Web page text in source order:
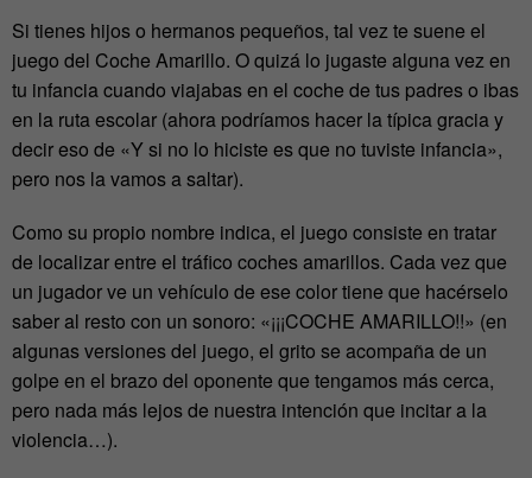
Si tienes hijos o hermanos pequeños, tal vez te suene el
juego del Coche Amarillo. O quizá lo jugaste alguna vez en
tu infancia cuando viajabas en el coche de tus padres o ibas
en la ruta escolar (ahora podríamos hacer la típica gracia y
decir eso de «Y si no lo hiciste es que no tuviste infancia»,
pero nos la vamos a saltar).
Como su propio nombre indica, el juego consiste en tratar
de localizar entre el tráfico coches amarillos. Cada vez que
un jugador ve un vehículo de ese color tiene que hacérselo
saber al resto con un sonoro: «¡¡¡COCHE AMARILLO!!» (en
algunas versiones del juego, el grito se acompaña de un
golpe en el brazo del oponente que tengamos más cerca,
pero nada más lejos de nuestra intención que incitar a la
violencia…).